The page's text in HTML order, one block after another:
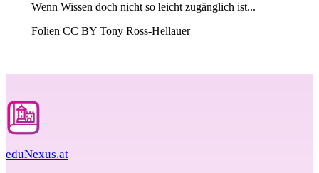
Wenn Wissen doch nicht so leicht zugänglich ist...
Folien CC BY Tony Ross-Hellauer
eduNexus.at